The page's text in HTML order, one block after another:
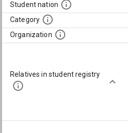
Student nation
Category
Organization
Relatives in student registry